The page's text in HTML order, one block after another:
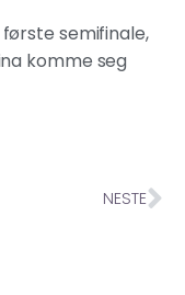
semifinale,
komme seg
NESTE